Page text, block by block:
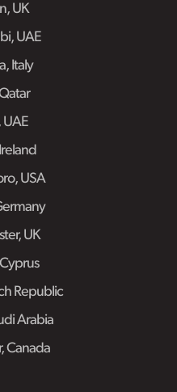
UK
UAE
Italy
UAE
USA
UK
Republic
Arabia
Canada